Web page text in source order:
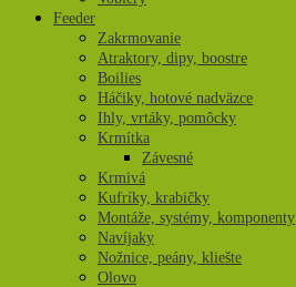
Feeder
Zakrmovanie
Atraktory, dipy, boostre
Boilies
Háčiky, hotové nadväzce
Ihly, vrtáky, pomôcky
Krmítka
Závesné
Krmivá
Kufríky, krabičky
Montáže, systémy, komponenty
Navíjaky
Nožnice, peány, kliešte
Olovo